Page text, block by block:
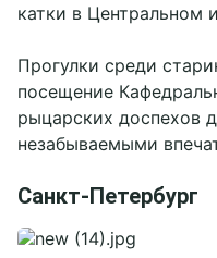
катки в Центральном
Прогулки среди
посещение
рыцарских доспехов
незабываемыми
Санкт-Петербург